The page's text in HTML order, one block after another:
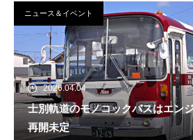
ニュース＆イベント
2026.04.04
士別軌道のモノコックバスはエン
再開未定